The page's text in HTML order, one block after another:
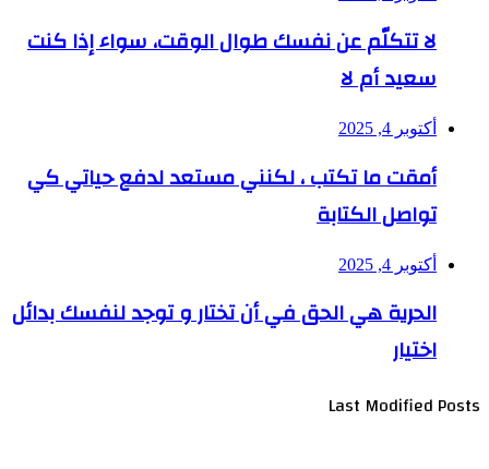
لا تتكلّم عن نفسك طوال الوقت، سواء إذا كنت
سعيد أم لا
أكتوبر 4, 2025
أمقت ما تكتب ، لكنني مستعد لدفع حياتي كي
تواصل الكتابة
أكتوبر 4, 2025
الحرية هي الحق في أن تختار و توجد لنفسك بدائل
اختيار
Last Modified Posts